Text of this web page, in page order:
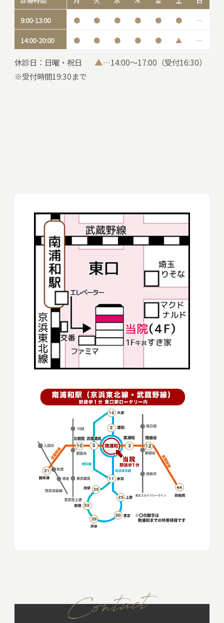
9:00-13:00 ● ● ● ● ● ● ―
14:00-20:00 ● ● ● ● ● ▲ ―
休診日：日曜・祝日 ▲…14:00～17:00（受付16:30）
※受付時間19:30まで